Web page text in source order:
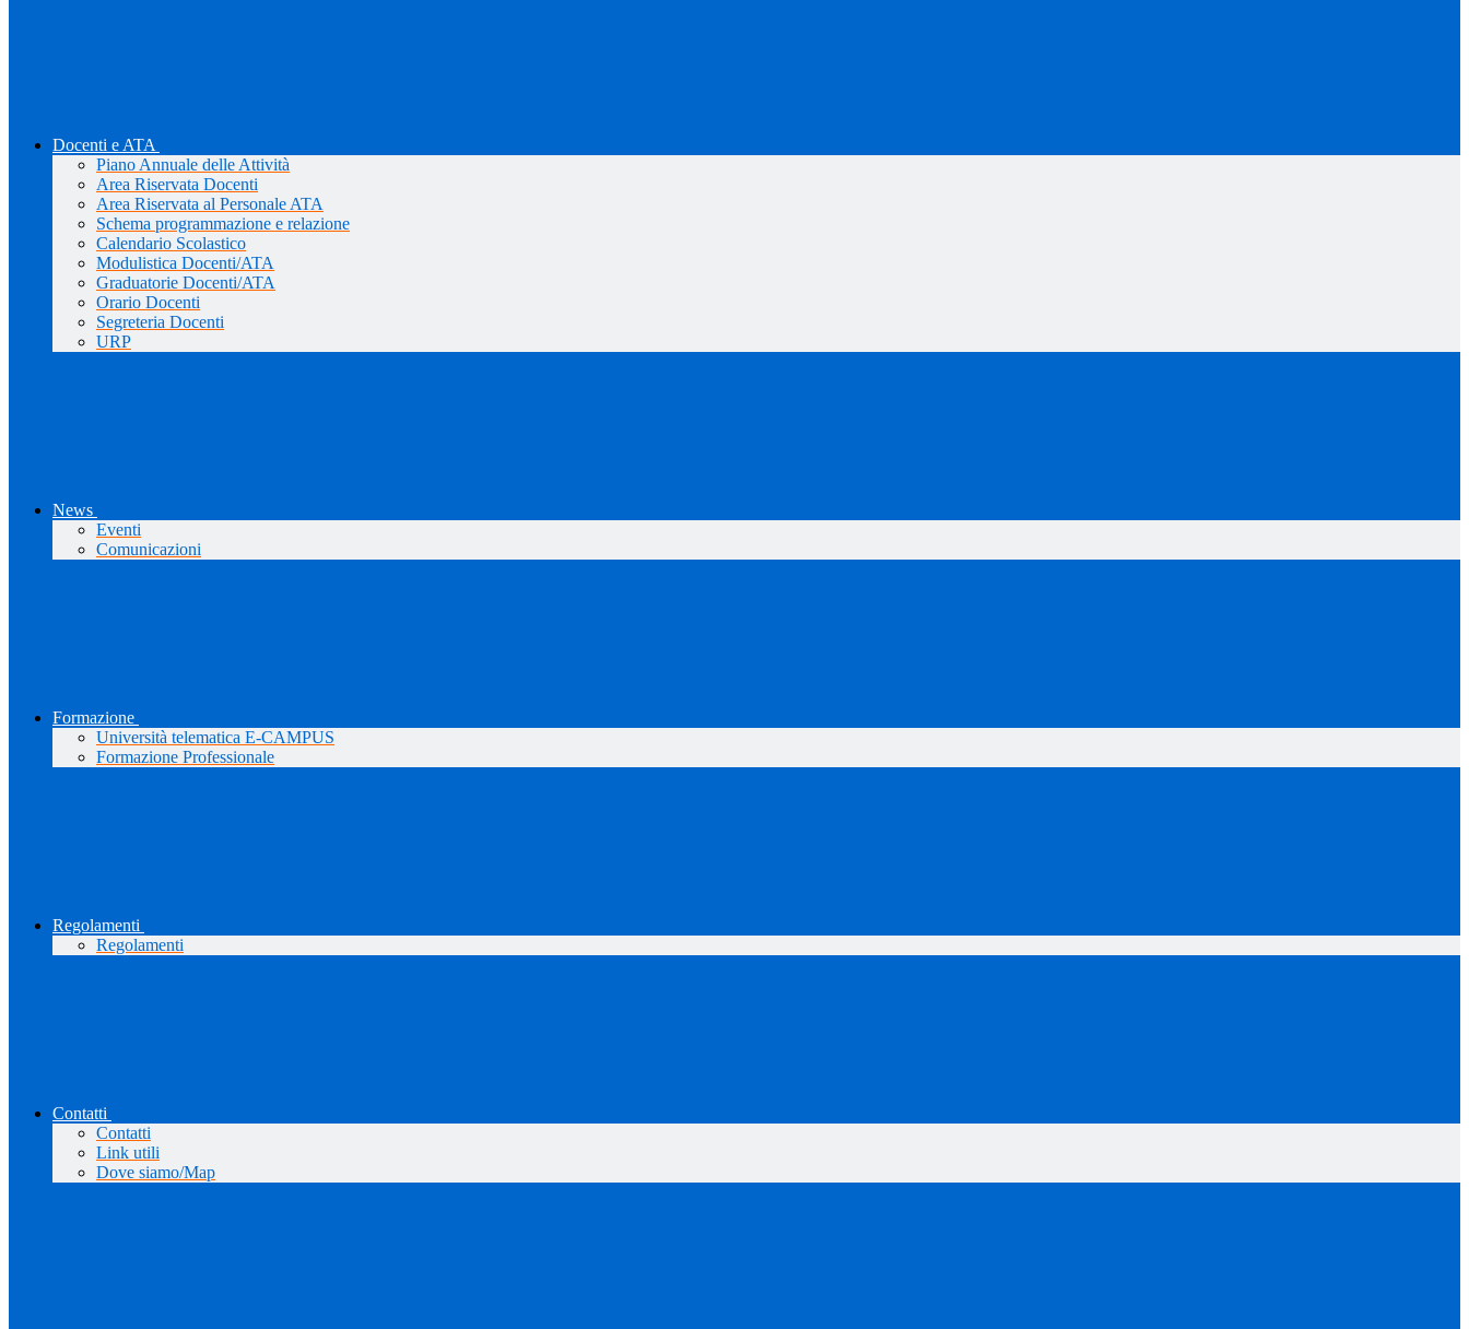
Docenti e ATA
Piano Annuale delle Attività
Area Riservata Docenti
Area Riservata al Personale ATA
Schema programmazione e relazione
Calendario Scolastico
Modulistica Docenti/ATA
Graduatorie Docenti/ATA
Orario Docenti
Segreteria Docenti
URP
News
Eventi
Comunicazioni
Formazione
Università telematica E-CAMPUS
Formazione Professionale
Regolamenti
Regolamenti
Contatti
Contatti
Link utili
Dove siamo/Map